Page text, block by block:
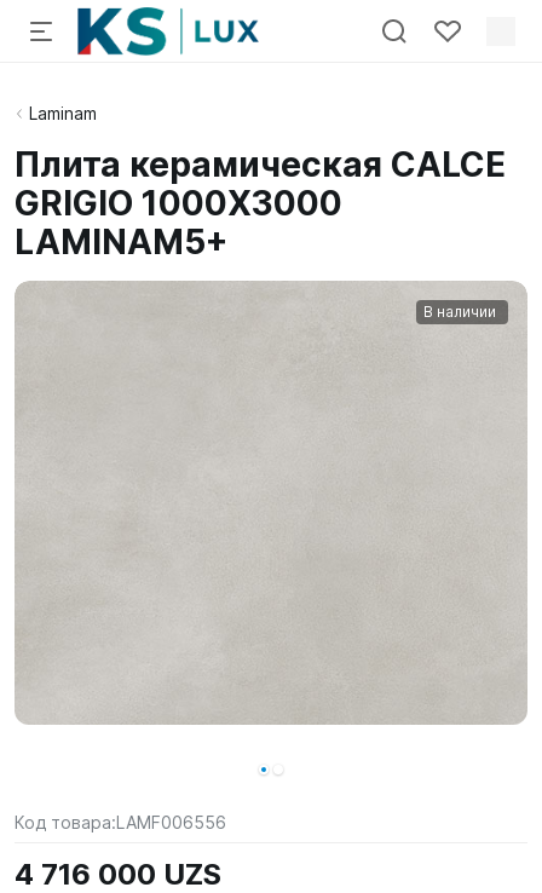
Laminam
Плита керамическая CALCE
GRIGIO 1000X3000
LAMINAM5+
В наличии
Код товара:LAMF006556
4 716 000 UZS